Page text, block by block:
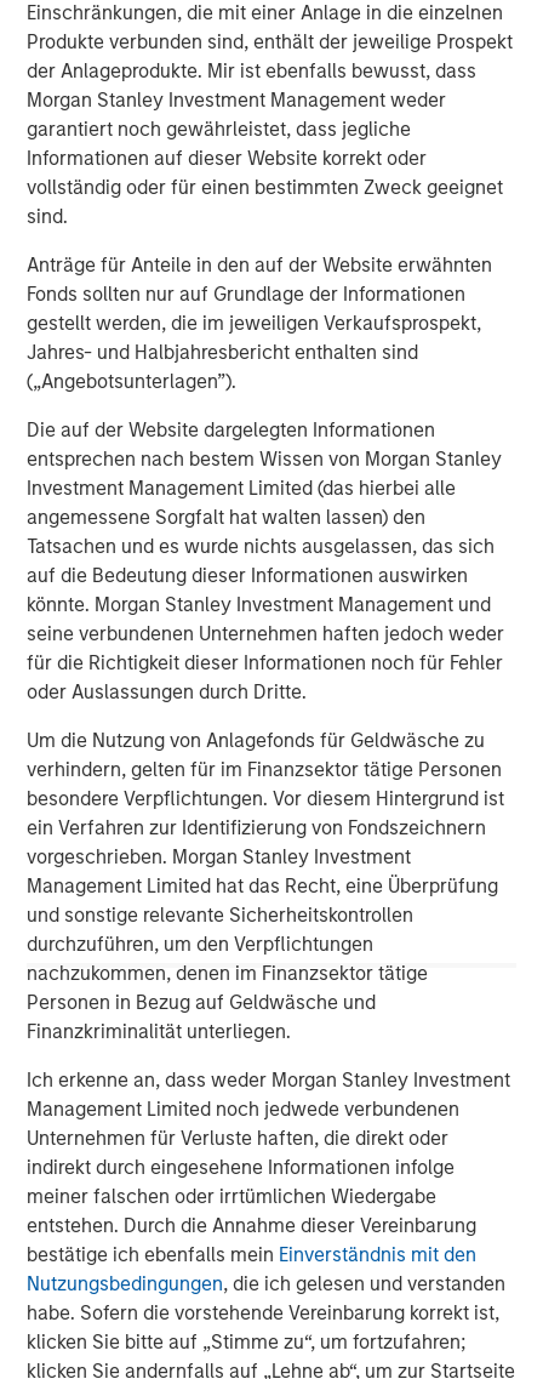
Einschränkungen, die mit einer Anlage in die einzelnen
Produkte verbunden sind, enthält der jeweilige Prospekt
der Anlageprodukte. Mir ist ebenfalls bewusst, dass
Morgan Stanley Investment Management weder
garantiert noch gewährleistet, dass jegliche
Informationen auf dieser Website korrekt oder
vollständig oder für einen bestimmten Zweck geeignet
sind.
Anträge für Anteile in den auf der Website erwähnten
Fonds sollten nur auf Grundlage der Informationen
gestellt werden, die im jeweiligen Verkaufsprospekt,
Jahres- und Halbjahresbericht enthalten sind
(„Angebotsunterlagen”).
Die auf der Website dargelegten Informationen
entsprechen nach bestem Wissen von Morgan Stanley
Investment Management Limited (das hierbei alle
angemessene Sorgfalt hat walten lassen) den
Tatsachen und es wurde nichts ausgelassen, das sich
auf die Bedeutung dieser Informationen auswirken
könnte. Morgan Stanley Investment Management und
seine verbundenen Unternehmen haften jedoch weder
für die Richtigkeit dieser Informationen noch für Fehler
oder Auslassungen durch Dritte.
Um die Nutzung von Anlagefonds für Geldwäsche zu
verhindern, gelten für im Finanzsektor tätige Personen
besondere Verpflichtungen. Vor diesem Hintergrund ist
ein Verfahren zur Identifizierung von Fondszeichnern
vorgeschrieben. Morgan Stanley Investment
Management Limited hat das Recht, eine Überprüfung
und sonstige relevante Sicherheitskontrollen
durchzuführen, um den Verpflichtungen
nachzukommen, denen im Finanzsektor tätige
Personen in Bezug auf Geldwäsche und
Finanzkriminalität unterliegen.
Ich erkenne an, dass weder Morgan Stanley Investment
Management Limited noch jedwede verbundenen
Unternehmen für Verluste haften, die direkt oder
indirekt durch eingesehene Informationen infolge
meiner falschen oder irrtümlichen Wiedergabe
entstehen. Durch die Annahme dieser Vereinbarung
bestätige ich ebenfalls mein Einverständnis mit den
Nutzungsbedingungen, die ich gelesen und verstanden
habe. Sofern die vorstehende Vereinbarung korrekt ist,
klicken Sie bitte auf „Stimme zu“, um fortzufahren;
klicken Sie andernfalls auf „Lehne ab“, um zur Startseite
Bundle CEMS, Stack Testing, Environmental
Compliance, and Laboratory Testing to lower the
total cost of compliance and streamline vendor
management for clients
Scale ESC Spectrum’s commercial model across
Alliance’s nationwide service network, accelerating
under Alliance care
Invest in next-generation emissions data analytics,
unlocking predictive insights that help clients
optimize operations, minimize downtime, and stay
ahead of evolving regulations
“Joining forces with Alliance amplifies everything we do
best,” added Jeff Rabensteine, President of ESC
Spectrum. “We now have the resources and reach to
accelerate product innovation, expand field support, and
ultimately help more clients achieve comprehensive
compliance in a rapidly changing regulatory landscape.”
The transaction represents a significant milestone in
Alliance’s strategic growth plan to assemble the
industry’s most specialized technical capabilities under
America to meet their environmental obligations with
confidence.
Alliance is backed by Morgan Stanley Capital Partners
(MSCP), a leading private equity firm with deep
experience supporting growth-oriented businesses in the
industrial and environmental services sectors. MSCP has
played a critical role in supporting Alliance’s acquisition
strategy and operational expansion as the company
scales to meet growing regulatory and sustainability
demands across the market.
Jones Day served as legal advisor to Alliance.
About Alliance Technical Group
Alliance Technical Group, LLC (Alliance), headquartered in
Decatur, AL, is the premier environmental services and
solutions company dedicated to helping facilities achieve
their environmental goals and navigate regulatory
changes. With more than 2,200 employees located in
60-plus offices across the U.S. and Canada, Alliance
specializes in Environmental Compliance, On-site Testing